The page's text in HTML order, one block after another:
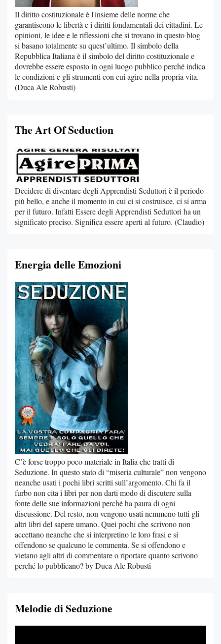
Il diritto costituzionale è l'insieme delle norme che
garantiscono le libertà e i diritti fondamentali dei cittadini. Le
opinioni, le idee e le riflessioni che si trovano in questo blog
si basano totalmente su quest’ultimo. Il simbolo della
Repubblica Italiana è il simbolo del diritto costituzionale e
dovrebbe essere esposto in ogni luogo pubblico perché indica
le condizioni e gli strumenti con cui agire nella propria vita.
(Duca Ale Robusti)
The Art Of Seduction
Decidere di diventare degli Apprendisti Seduttori è il periodo
più bello, e anche il momento in cui ci si costruisce, ci si arma
per il futuro. Infatti Essere degli Apprendisti Seduttori ha un
significato preciso. Significa essere aperti al futuro. (Claudio)
Energia delle Emozioni
C’è forse troppo poco materiale in Italia che tratti di
Seduzione. In questo stato di “miseria culturale” non vengono
neanche usati i pochi libri scritti sull’argomento. Chi fa il
furbo non cita i libri per non darti modo di discutere sulla
fonte delle sue informazioni perché ha paura di ogni
discussione. Del resto, non vengono usati nemmeno tutti gli
altri libri del sapere umano. Quei pochi che scrivono non
accettano neanche che si interpretino le loro frasi e si
offendono se qualcuno le commenta. Se si offendono e
vietano agli altri di commentare o riportare quanto scrivono
perché lo pubblicano? by Duca Ale Robusti
Melodie di Seduzione